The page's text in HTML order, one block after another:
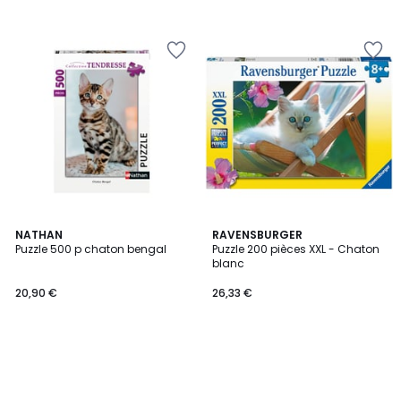
réduction
appliquée.
NATHAN
Puzzle 500 p chaton bengal
20,90 €
RAVENSBURGER
Puzzle 200 pièces XXL - Chaton
blanc
26,33 €